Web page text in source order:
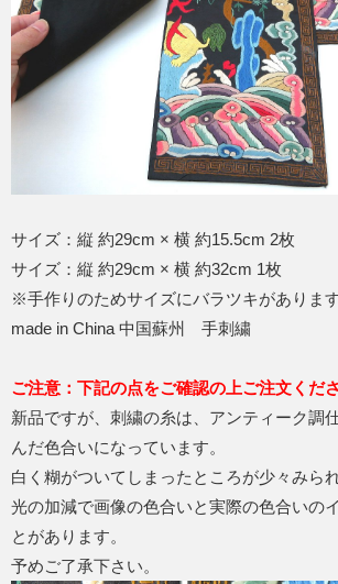
サイズ：縦 約29cm × 横 約15.5cm 2枚
サイズ：縦 約29cm × 横 約32cm 1枚
※手作りのためサイズにバラツキがありま
made in China 中国蘇州 手刺繍
ご注意：下記の点をご確認の上ご注文くだ
新品ですが、刺繍の糸は、アンティーク調
んだ色合いになっています。
白く糊がついてしまったところが少々みられ
光の加減で画像の色合いと実際の色合いの
とがあります。
予めご了承下さい。